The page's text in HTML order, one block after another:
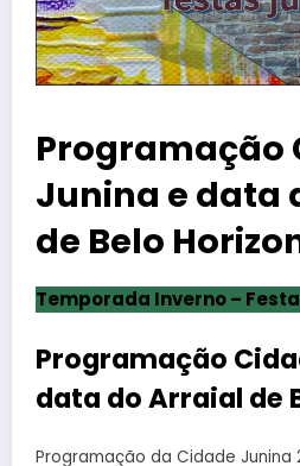
Programação
Junina e data
de Belo
Temporada Inverno –
Programação
data do Arraial de
Programação da Cidade Junina